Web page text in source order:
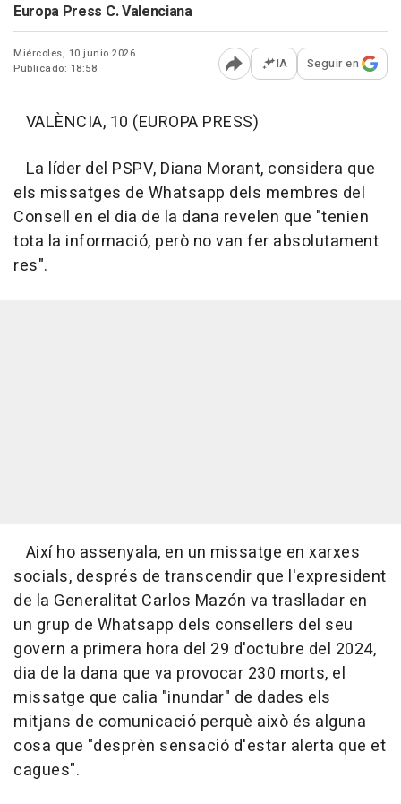
Europa Press C. Valenciana
Miércoles, 10 junio 2026
Publicado: 18:58
Abrir opciones para
IA Seguir en
VALÈNCIA, 10 (EUROPA PRESS)
La líder del PSPV, Diana Morant, considera que
els missatges de Whatsapp dels membres del
Consell en el dia de la dana revelen que "tenien
tota la informació, però no van fer absolutament
res".
Així ho assenyala, en un missatge en xarxes
socials, després de transcendir que l'expresident
de la Generalitat Carlos Mazón va traslladar en
un grup de Whatsapp dels consellers del seu
govern a primera hora del 29 d'octubre del 2024,
dia de la dana que va provocar 230 morts, el
missatge que calia "inundar" de dades els
mitjans de comunicació perquè això és alguna
cosa que "desprèn sensació d'estar alerta que et
cagues".